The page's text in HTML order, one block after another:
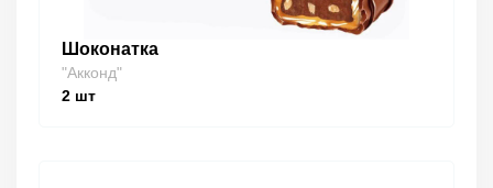
Шоконатка
"Акконд"
2 шт